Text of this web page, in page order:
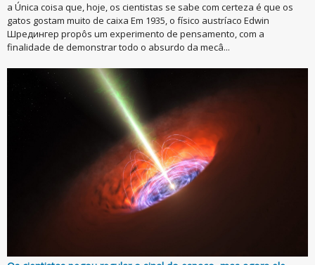
a Única coisa que, hoje, os cientistas se sabe com certeza é que os
gatos gostam muito de caixa Em 1935, o físico austríaco Edwin
Шредингер propôs um experimento de pensamento, com a
finalidade de demonstrar todo o absurdo da mecâ...